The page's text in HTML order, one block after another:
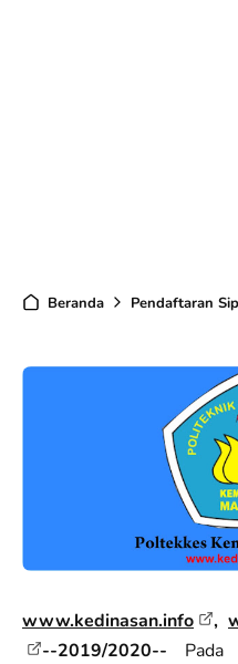
Beranda Pendaftaran
www.kedinasan.info ,
--2019/2020--